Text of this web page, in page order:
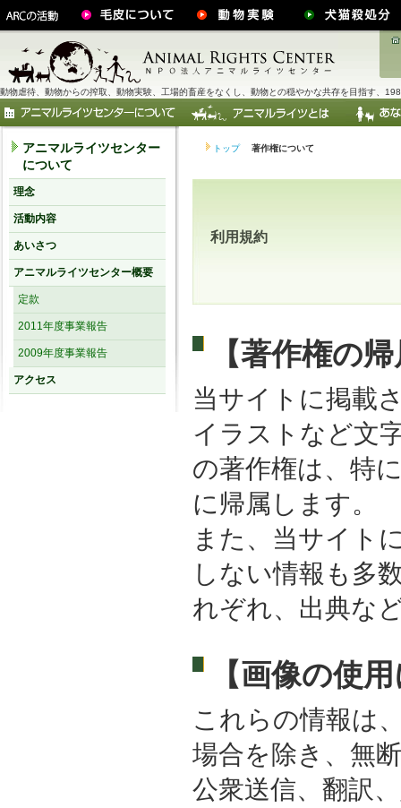
動物虐待、動物からの搾取、動物実験、工場的畜産をなくし、動物との穏やかな共存を目指す、
トップ 著作権について
利用規約
【著作権の
当サイトに掲載
イラストなど文
の著作権は、特
に帰属します。
また、当サイト
しない情報も多
れぞれ、出典な
【画像の使
これらの情報は
場合を除き、無
公衆送信、翻訳
アニマルライツセンター
について
理念
活動内容
あいさつ
アニマルライツセンター概要
定款
2011年度事業報告
2009年度事業報告
アクセス